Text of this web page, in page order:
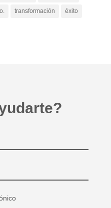
transformación éxito